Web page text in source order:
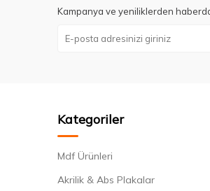
Kampanya ve yeniliklerden
Kategoriler
Mdf Ürünleri
Akrilik & Abs Plakalar